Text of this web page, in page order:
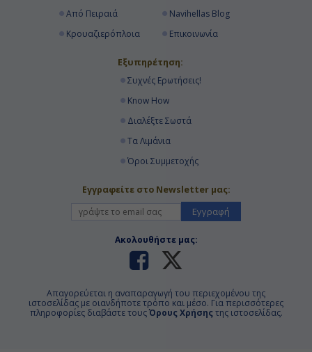
Από Πειραιά
Κρουαζιερόπλοια
Navihellas Blog
Επικοινωνία
Εξυπηρέτηση:
Συχνές Ερωτήσεις!
Know How
Διαλέξτε Σωστά
Τα Λιμάνια
Όροι Συμμετοχής
Εγγραφείτε στο Newsletter μας:
Εγγραφή
Ακολουθήστε μας:
Απαγορεύεται η αναπαραγωγή του περιεχομένου της
ιστοσελίδας με οιανδήποτε τρόπο και μέσο. Για περισσότερες
πληροφορίες διαβάστε τουςΌρους Χρήσης της ιστοσελίδας.